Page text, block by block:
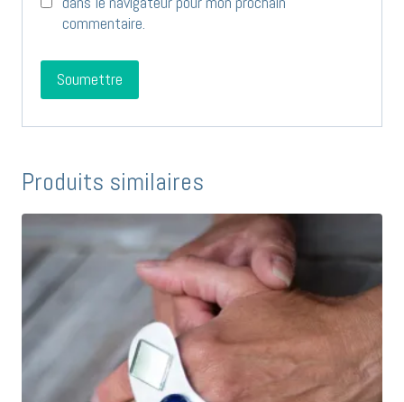
commentaire.
Produits similaires